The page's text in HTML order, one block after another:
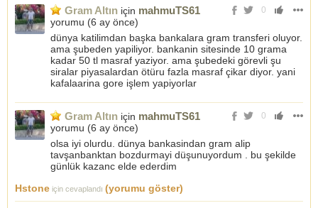
0
Gram Altın için mahmuTS61
yorumu (6 ay önce)
dünya katilimdan başka bankalara gram transferi oluyor.
ama şubeden yapiliyor. bankanin sitesinde 10 grama
kadar 50 tl masraf yaziyor. ama şubedeki görevli şu
siralar piyasalardan ötüru fazla masraf çikar diyor. yani
kafalaarina gore işlem yapiyorlar
0
Gram Altın için mahmuTS61
yorumu (6 ay önce)
olsa iyi olurdu. dünya bankasindan gram alip
tavşanbanktan bozdurmayi düşunuyordum . bu şekilde
günlük kazanc elde ederdim
Hstone için cevaplandı (yorumu göster)